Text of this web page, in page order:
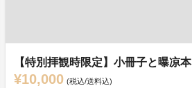
【特別拝観時限定】小冊子と曝凉本
¥10,000 (税込/送料込)